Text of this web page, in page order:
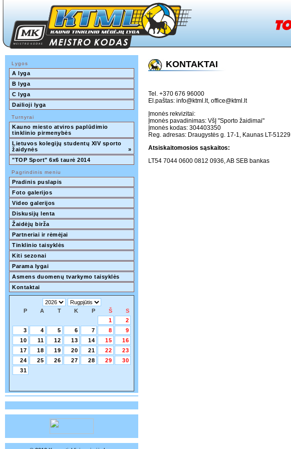
Lygos
A lyga
B lyga
C lyga
Dailioji lyga
Turnyrai
Kauno miesto atviros paplūdimio
tinklinio pirmenybės
Lietuvos kolegijų studentų XIV sporto
žaidynės
»
"TOP Sport" 6x6 taurė 2014
Pagrindinis meniu
Pradinis puslapis
Foto galerijos
Video galerijos
Diskusijų lenta
Žaidėjų birža
Partneriai ir rėmėjai
Tinklinio taisyklės
Kiti sezonai
Parama lygai
Asmens duomenų tvarkymo taisyklės
Kontaktai
P A T K P Š
S
1
2
3
4 5 6 7 8
9
10
11 12 13 14 15
16
17
18 19 20 21 22
23
24
25 26 27 28 29
30
31
KONTAKTAI
Tel. +370 676 96000
El.paštas: info@ktml.lt, office@ktml.lt
Įmonės rekvizitai:
Įmonės pavadinimas: VšĮ "Sporto žaidimai"
Įmonės kodas: 304403350
Reg. adresas: Draugystės g. 17-1, Kaunas LT-51229
Atsiskaitomosios sąskaitos:
LT54 7044 0600 0812 0936, AB SEB bankas